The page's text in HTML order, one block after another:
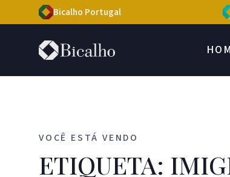
Bicalho Portugal
VOCÊ ESTÁ VENDO
ETIQUETA: